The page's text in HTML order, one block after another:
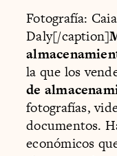
Fotografía:
Daly[/caption]
la que los
de
fotografías,
documentos.
económicos